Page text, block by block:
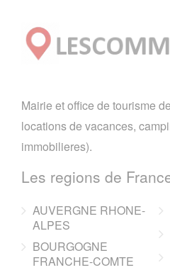
Mairie et office de tourisme
locations de vacances,
immobilieres).
Les regions de
AUVERGNE RHONE-
ALPES
BOURGOGNE
FRANCHE-COMTE